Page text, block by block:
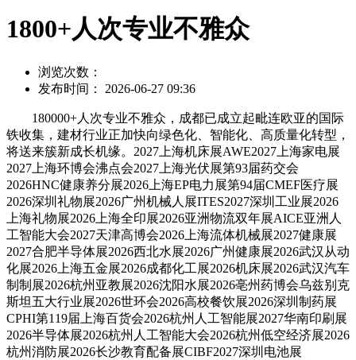
1800+人次专业不雅众
浏览次数：
发布时间： 2026-06-27 09:36
180000+人次专业不雅众，成都已成立起毗连欧亚的国际
铁收集，建材行业正加快向绿色化、智能化、高质量化转型，
将送来簇新成长机缘。2027上海机床展AWE2027上海家电展
2027上海环博会沸点会2027上海光伏展第93届药交会
2026HNC健康养分展2026上海EP电力展第94届CMEF医疗展
2026深圳礼物展2026广州机械人展ITES2027深圳工业展2026
上海礼物展2026上海全印展2026亚洲物流双年展AICE亚洲人
工智能大会2027天津高博会2026上海流体机械展2027健康展
2027合肥半导体展2026西北水展2026广州健康展2026武汉从动
化展2026上海五金展2026成都化工展2026机床展2026武汉汽车
制制展2026杭州亚教展2026沈阳水展2026亳州药博会乌兹别克
斯坦五大行业展2026世环会2026高校餐饮展2026深圳制药展
CPHI第119届上海百货会2026杭州人工智能展2027华南印刷展
2026半导体展2026杭州人工智能大会2026杭州低空经济展2026
杭州消防展2026长沙教育配备展CIBF2027深圳电池展